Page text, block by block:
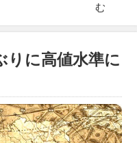
む
りに高値水準に